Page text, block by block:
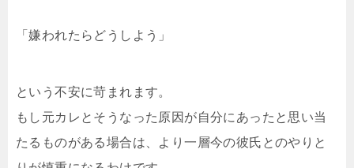
「嫌われたらどうしよう」
という不安に苛まれます。
もし元カレとそうなった原因が自分にあったと思い当
たるものがある場合は、より一層今の彼氏とのやりと